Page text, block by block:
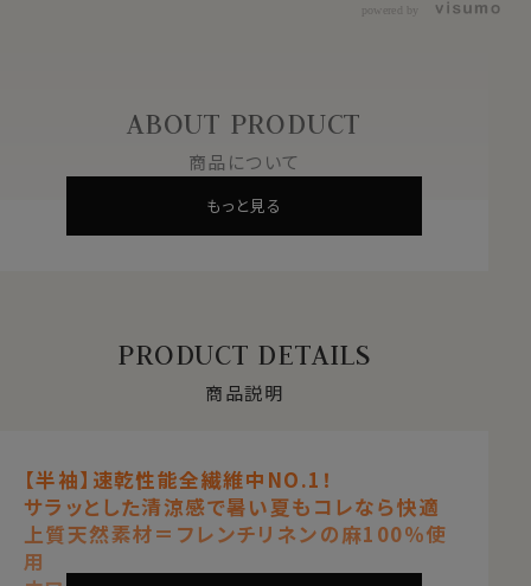
powered by
ABOUT PRODUCT
商品について
もっと見る
PRODUCT DETAILS
商品説明
【半袖】速乾性能全繊維中NO.1！
サラッとした清涼感で暑い夏もコレなら快適
上質天然素材＝フレンチリネンの麻100％使
用